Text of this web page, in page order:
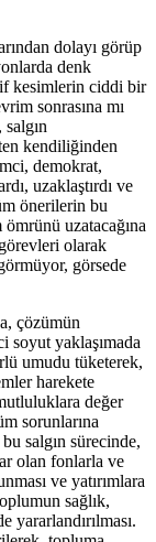
dolayı görüp
denk
kesimlerin ciddi bir
sonrasına mı
kendiliğinden
demokrat,
uzaklaştırdı ve
önerilerin bu
uzatacağına
olarak
görsede
çözümün
soyut yaklaşımada
umudu tüketerek,
harekete
değer
sorunlarına
salgın sürecinde,
olan fonlarla ve
ve yatırımlara
sağlık,
yararlandırılması.